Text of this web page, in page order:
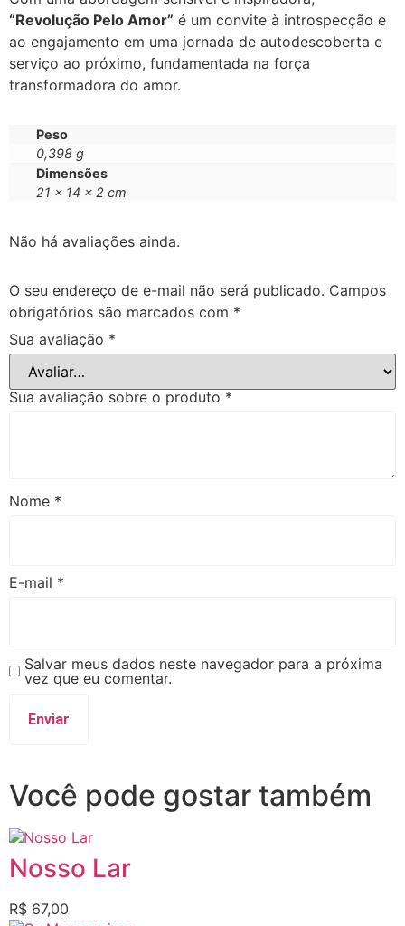
“Revolução Pelo Amor” é um convite à introspecção e
ao engajamento em uma jornada de autodescoberta e
serviço ao próximo, fundamentada na força
transformadora do amor.
Peso
0,398 g
Dimensões
21 × 14 × 2 cm
Não há avaliações ainda.
O seu endereço de e-mail não será publicado. Campos
obrigatórios são marcados com *
Sua avaliação *
Sua avaliação sobre o produto *
Nome *
E-mail *
Salvar meus dados neste navegador para a próxima
vez que eu comentar.
Você pode gostar também
Nosso Lar
R$ 67,00